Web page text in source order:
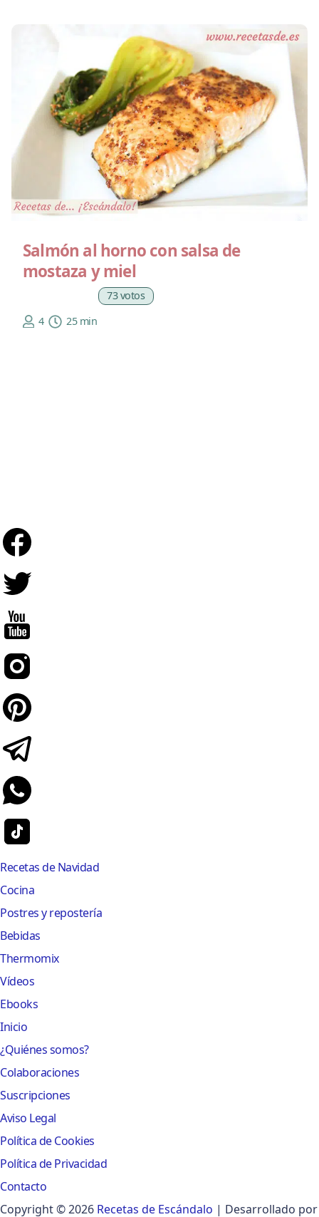
Salmón al horno con salsa de
mostaza y miel
73 votos
4
25 min
Recetas de Navidad
Cocina
Postres y repostería
Bebidas
Thermomix
Vídeos
Ebooks
Inicio
¿Quiénes somos?
Colaboraciones
Suscripciones
Aviso Legal
Política de Cookies
Política de Privacidad
Contacto
Copyright © 2026 Recetas de Escándalo | Desarrollado por